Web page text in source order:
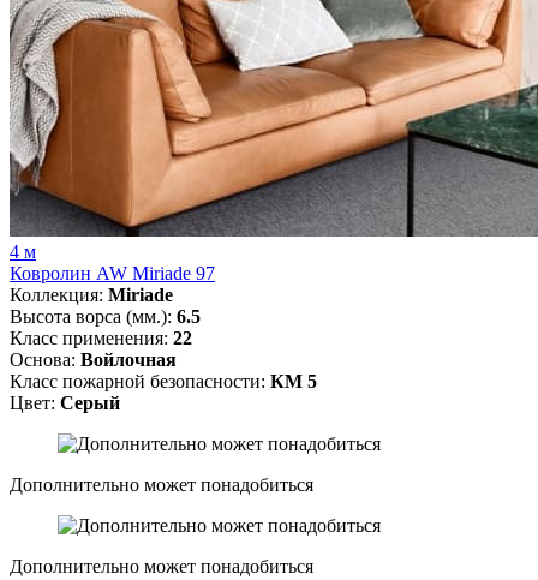
4 м
Ковролин AW Miriade 97
Коллекция: Miriade
Высота ворса (мм.): 6.5
Класс применения: 22
Основа: Войлочная
Класс пожарной безопасности: КМ 5
Цвет: Серый
Дополнительно может понадобиться
Дополнительно может понадобиться